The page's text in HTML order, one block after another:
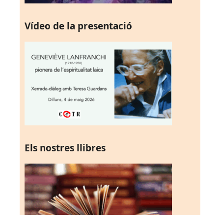
Vídeo de la presentació
Els nostres llibres